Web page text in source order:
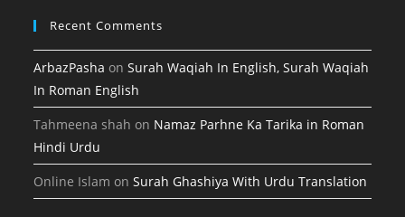
Recent Comments
ArbazPasha onSurah Waqiah In English, Surah Waqiah
In Roman English
Tahmeena shah on Namaz Parhne Ka Tarika in Roman
Hindi Urdu
Online Islam onSurah Ghashiya With Urdu Translation